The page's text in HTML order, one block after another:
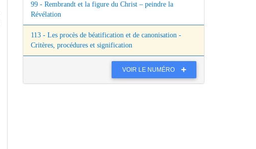
99 - Rembrandt et la figure du Christ – peindre la
Révélation
113 - Les procès de béatification et de canonisation -
Critères, procédures et signification
VOIR LE NUMÉRO